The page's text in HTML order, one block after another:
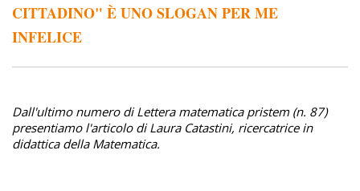
CITTADINO" È UNO SLOGAN PER ME
INFELICE
Dall'ultimo numero di Lettera matematica pristem (n. 87)
presentiamo l'articolo di Laura Catastini, ricercatrice in
didattica della Matematica.